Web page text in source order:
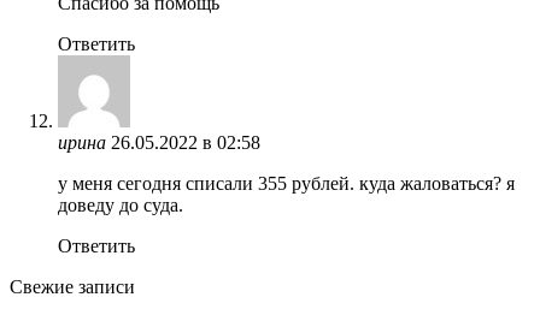
Ответить
ирина 26.05.2022 в 02:58
у меня сегодня списали 355 рублей. куда жаловаться? я
доведу до суда.
Ответить
Свежие записи